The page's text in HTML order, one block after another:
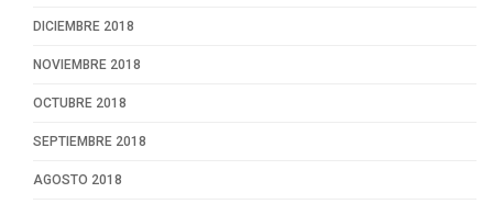
DICIEMBRE 2018
NOVIEMBRE 2018
OCTUBRE 2018
SEPTIEMBRE 2018
AGOSTO 2018